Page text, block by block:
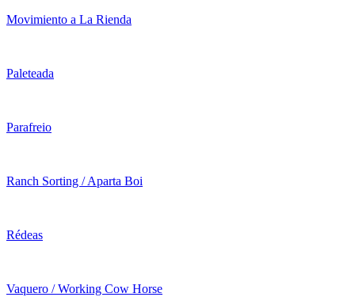
Movimiento a La Rienda
Paleteada
Parafreio
Ranch Sorting / Aparta Boi
Rédeas
Vaquero / Working Cow Horse